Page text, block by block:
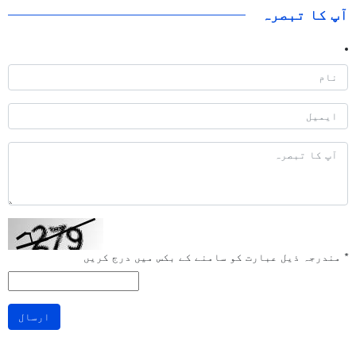
آپ کا تبصرہ
* مندرجہ ذیل عبارت کو سامنے کے بکس میں درج کریں
ارسال